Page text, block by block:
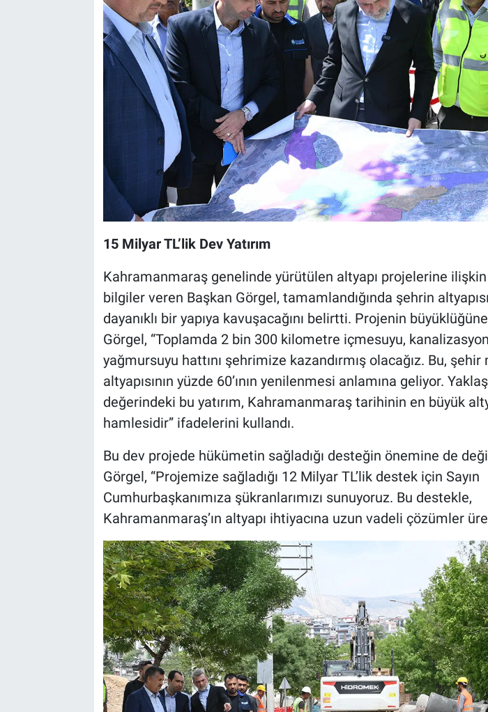
15 Milyar TL’lik Dev Yatırım
Kahramanmaraş genelinde yürütülen altyapı projelerine ilişkin
bilgiler veren Başkan Görgel, tamamlandığında şehrin
dayanıklı bir yapıya kavuşacağını belirtti. Projenin
Görgel, “Toplamda 2 bin 300 kilometre içmesuyu,
yağmursuyu hattını şehrimize kazandırmış olacağız. Bu,
altyapısının yüzde 60’ının yenilenmesi anlamına geliyor.
değerindeki bu yatırım, Kahramanmaraş tarihinin en büyük
hamlesidir” ifadelerini kullandı.
Bu dev projede hükümetin sağladığı desteğin önemine de
Görgel, “Projemize sağladığı 12 Milyar TL’lik destek için Sayın
Cumhurbaşkanımıza şükranlarımızı sunuyoruz. Bu destekle,
Kahramanmaraş’ın altyapı ihtiyacına uzun vadeli çözümler